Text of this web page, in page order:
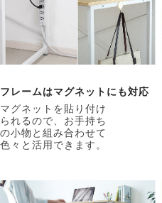
フレームはマグネットにも対応
マグネットを貼り付け
られるので、お手持ち
の小物と組み合わせて
色々と活用できます。